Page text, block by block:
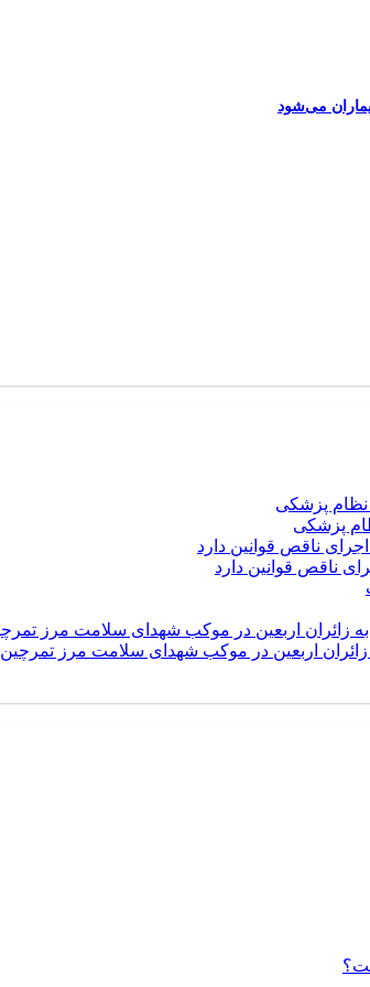
پزشکی
ناقص قوانین دارد
زائران اربعین در موکب شهدای سلامت مرز تمرچین